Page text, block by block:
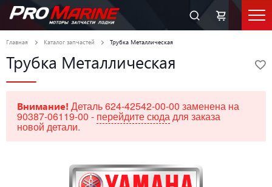
Главная Каталог запчастей Трубка Металлическая
Трубка Металлическая
Внимание! Деталь 624-42542-00-00 заменена на
90387-06119-00 - перейдите сюдадля заказа
новой детали.